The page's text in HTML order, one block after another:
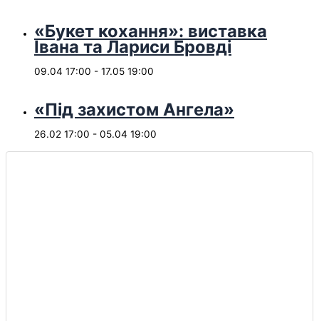
«Букет кохання»: виставка
Івана та Лариси Бровді
09.04 17:00 - 17.05 19:00
«Під захистом Ангела»
26.02 17:00 - 05.04 19:00